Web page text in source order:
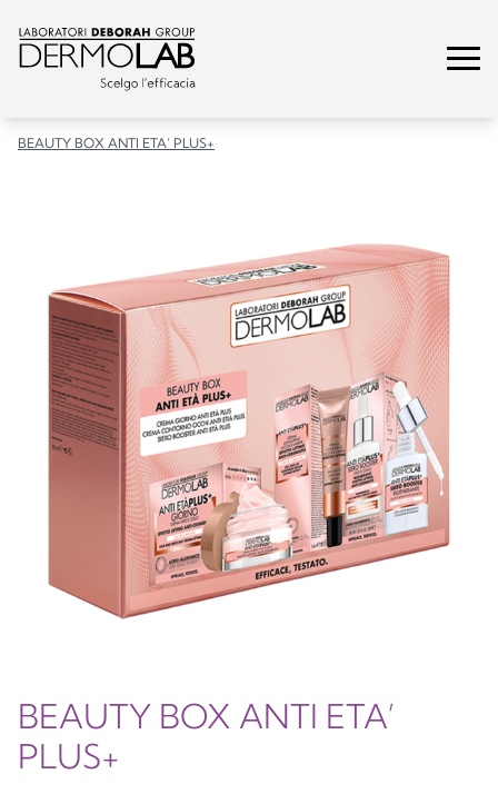
BEAUTY BOX ANTI ETA’ PLUS+
BEAUTY BOX ANTI ETA’
PLUS+